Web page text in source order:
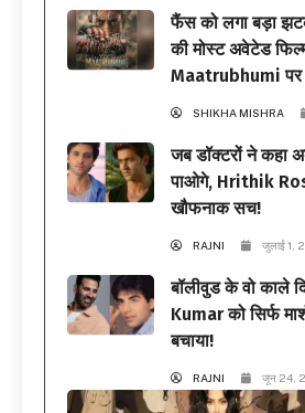
फैंस को लगा बड़ा
की मोस्ट अवेटेड
Maatrubhumi पर
SHIKHA MISHRA
जब डॉक्टरों ने कहा
पाओगे, Hrithik
खौफनाक सच!
RAJNI जुलाई 1,
बॉलीवुड के वो काले
Kumar को सिर्फ
बचाया!
RAJNI जून 24,